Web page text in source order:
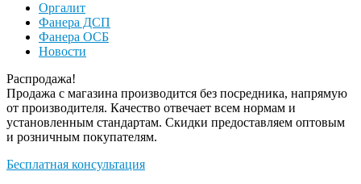
Оргалит
Фанера ДСП
Фанера ОСБ
Новости
Распродажа!
Продажа с магазина производится без посредника, напрямую
от производителя. Качество отвечает всем нормам и
установленным стандартам. Скидки предоставляем оптовым
и розничным покупателям.
Бесплатная консультация